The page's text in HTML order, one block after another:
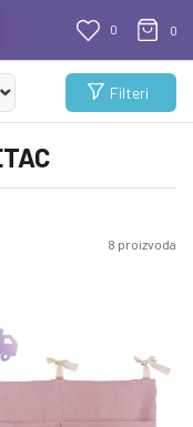
0 0
Filteri
8 proizvoda